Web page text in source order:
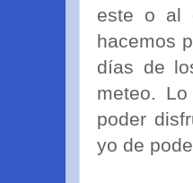
este o al
hacemos
días de
meteo.
poder
yo de